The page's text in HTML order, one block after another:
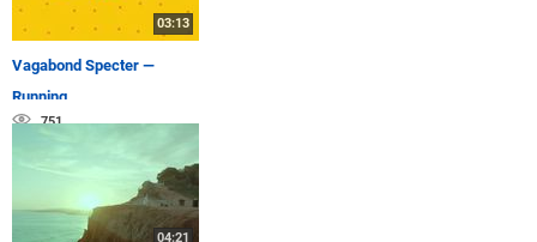
03:13
Vagabond Specter —
Running
751
04:21